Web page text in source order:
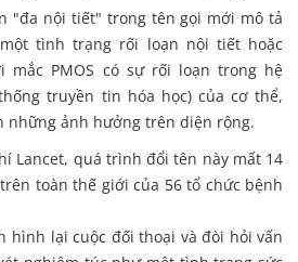
"đa nội tiết" trong tên gọi mới mô tả
tình trạng rối loạn nội tiết hoặc
mắc PMOS có sự rối loạn trong hệ
truyền tin hóa học) của cơ thể,
những ảnh hưởng trên diện rộng.
Lancet, quá trình đổi tên này mất 14
toàn thế giới của 56 tổ chức bệnh
hình lại cuộc đối thoại và đòi hỏi vấn